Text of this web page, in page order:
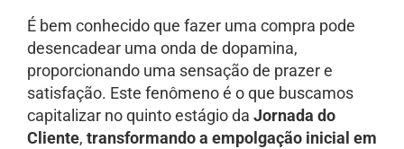
É bem conhecido que fazer uma compra pode
desencadear uma onda de dopamina,
proporcionando uma sensação de prazer e
satisfação. Este fenômeno é o que buscamos
capitalizar no quinto estágio da Jornada do
Cliente, transformando a empolgação inicial em